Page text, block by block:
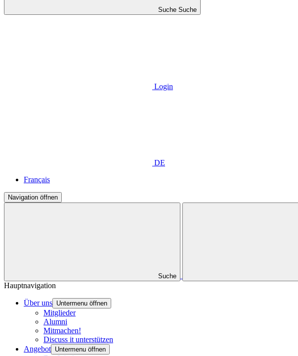
Suche Suche
Login
DE
Français
Navigation öffnen
Suche
Hauptnavigation
Über uns Untermenu öffnen
Mitglieder
Alumni
Mitmachen!
Discuss it unterstützen
Angebot Untermenu öffnen